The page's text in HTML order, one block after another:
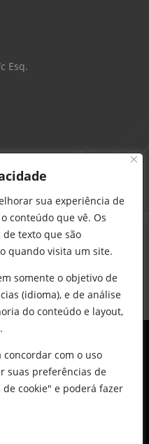
sua experiência de
conteúdo que vê. Os
texto que são
quando visita um site.
somente o objetivo de
(idioma), e de análise
do conteúdo e layout,
com o uso
suas preferências de
cookie" e poderá fazer
Esq.
Delarobia.pt